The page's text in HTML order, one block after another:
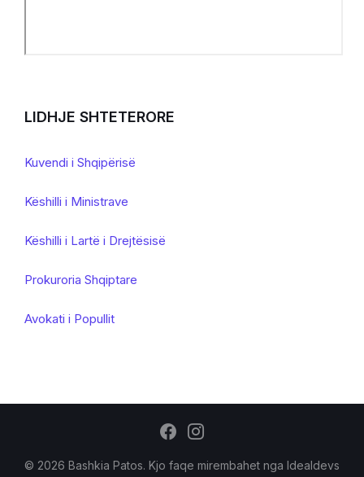
LIDHJE SHTETERORE
Kuvendi i Shqipërisë
Këshilli i Ministrave
Këshilli i Lartë i Drejtësisë
Prokuroria Shqiptare
Avokati i Popullit
© 2026 Bashkia Patos. Kjo faqe mirembahet nga Idealdevs